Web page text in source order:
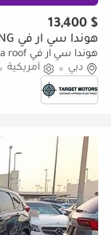
$ 13,400
هوندا سي آر في TOURING
هوندا سي آر في TOURING CRV full option panorama roof
دبي
أمريكية